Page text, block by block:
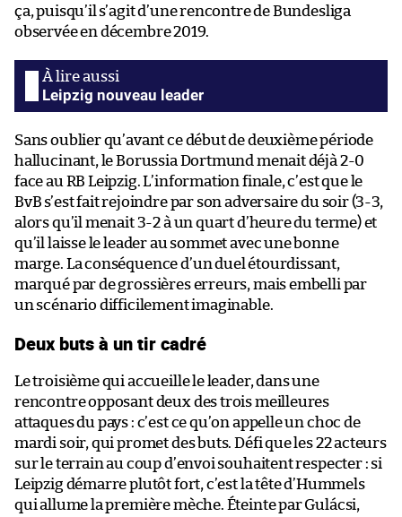
ça, puisqu’il s’agit d’une rencontre de Bundesliga
observée en décembre 2019.
Leipzig nouveau leader
Sans oublier qu’avant ce début de deuxième période
hallucinant, le Borussia Dortmund menait déjà 2-0
face au RB Leipzig. L’information finale, c’est que le
BvB s’est fait rejoindre par son adversaire du soir (3-3,
alors qu’il menait 3-2 à un quart d’heure du terme) et
qu’il laisse le leader au sommet avec une bonne
marge. La conséquence d’un duel étourdissant,
marqué par de grossières erreurs, mais embelli par
un scénario difficilement imaginable.
Deux buts à un tir cadré
Le troisième qui accueille le leader, dans une
rencontre opposant deux des trois meilleures
attaques du pays : c’est ce qu’on appelle un choc de
mardi soir, qui promet des buts. Défi que les 22 acteurs
sur le terrain au coup d’envoi souhaitent respecter : si
Leipzig démarre plutôt fort, c’est la tête d’Hummels
qui allume la première mèche. Éteinte par Gulácsi,